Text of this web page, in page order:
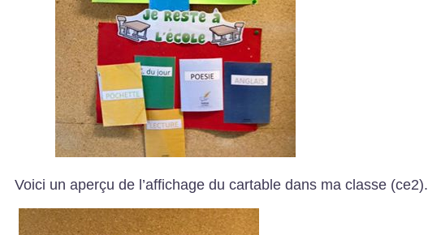
Voici un aperçu de l’affichage du cartable dans ma classe (ce2).